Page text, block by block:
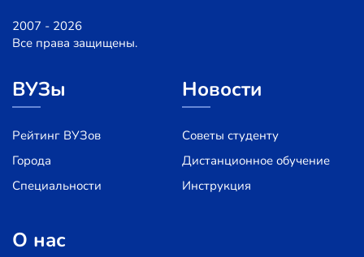
2007 - 2026
Все права защищены.
ВУЗы
Рейтинг ВУЗов
Города
Специальности
Новости
Советы студенту
Дистанционное обучение
Инструкция
О нас